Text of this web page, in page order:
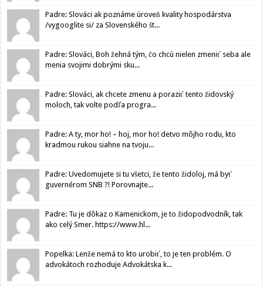
Padre: Slováci ak poznáme úroveň kvality hospodárstva
/vygooglite si/ za Slovenského št...
Padre: Slováci, Boh žehná tým, čo chcú nielen zmeniť seba ale
menia svojimi dobrými sku...
Padre: Slováci, ak chcete zmenu a poraziť tento židovský
moloch, tak volte podľa progra...
Padre: A ty, mor ho! – hoj, mor ho! detvo môjho rodu, kto
kradmou rukou siahne na tvoju...
Padre: Uvedomujete si tu všetci, že tento židoloj, má byť
guvernérom SNB ?! Porovnajte...
Padre: Tu je dôkaz o Kamenickom, je to židopodvodník, tak
ako celý Smer. https://www.hl...
Popelka: Lenže nemá to kto urobiť, to je ten problém. O
advokátoch rozhoduje Advokátska k...